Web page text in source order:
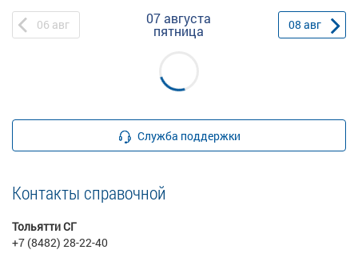
06 авг 07 августа
пятница 08 авг
Служба поддержки
Контакты справочной
Тольятти СГ
+7 (8482) 28-22-40